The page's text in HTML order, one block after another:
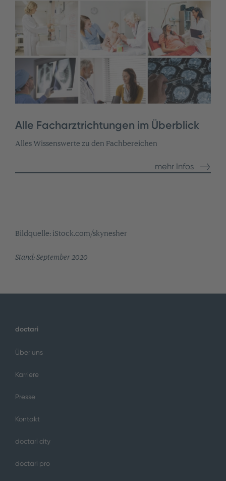
Alle Facharztrichtungen im Überblick
Alles Wissenswerte zu den Fachbereichen
mehr Infos
Bildquelle: iStock.com/skynesher
Stand: September 2020
doctari
Über uns
Karriere
Presse
Kontakt
doctari city
doctari pro